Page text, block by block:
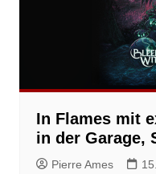
In Flames mit
in der Garage,
Pierre Ames